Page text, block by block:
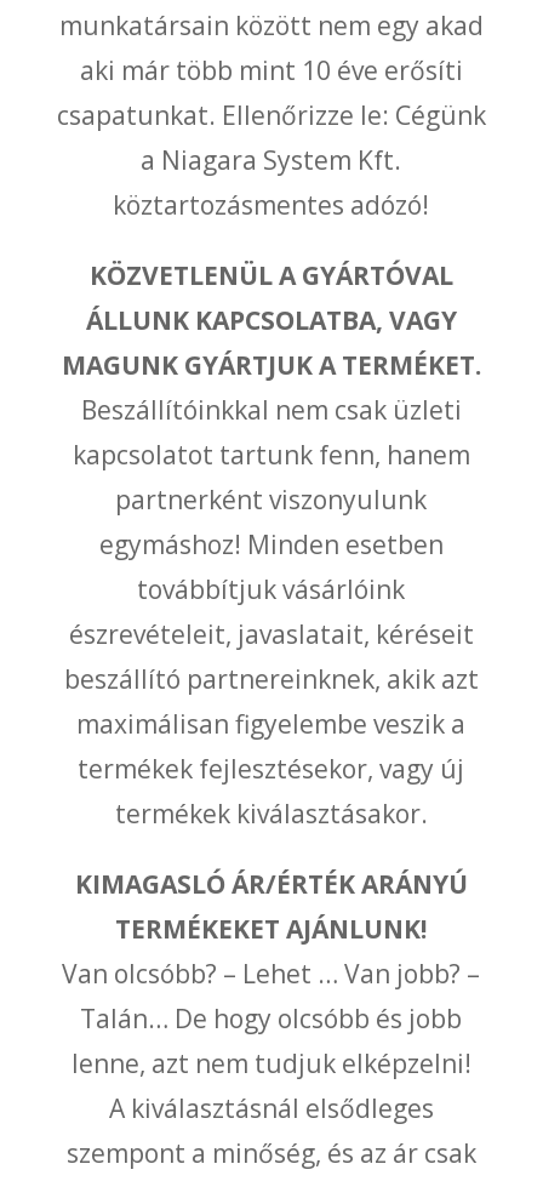
munkatársain között nem egy akad
aki már több mint 10 éve erősíti
csapatunkat. Ellenőrizze le: Cégünk
a Niagara System Kft.
köztartozásmentes adózó!
KÖZVETLENÜL A GYÁRTÓVAL
ÁLLUNK KAPCSOLATBA, VAGY
MAGUNK GYÁRTJUK A TERMÉKET.
Beszállítóinkkal nem csak üzleti
kapcsolatot tartunk fenn, hanem
partnerként viszonyulunk
egymáshoz! Minden esetben
továbbítjuk vásárlóink
észrevételeit, javaslatait, kéréseit
beszállító partnereinknek, akik azt
maximálisan figyelembe veszik a
termékek fejlesztésekor, vagy új
termékek kiválasztásakor.
KIMAGASLÓ ÁR/ÉRTÉK ARÁNYÚ
TERMÉKEKET AJÁNLUNK!
Van olcsóbb? – Lehet … Van jobb? –
Talán… De hogy olcsóbb és jobb
lenne, azt nem tudjuk elképzelni!
A kiválasztásnál elsődleges
szempont a minőség, és az ár csak